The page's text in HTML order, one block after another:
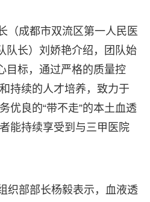
（成都市双流区第一人民医
队长）刘娇艳介绍，团队始
目标，通过严格的质量控
持续的人才培养，致力于
优良的“带不走”的本土血透
能持续享受到与三甲医院
织部部长杨毅表示，血液透